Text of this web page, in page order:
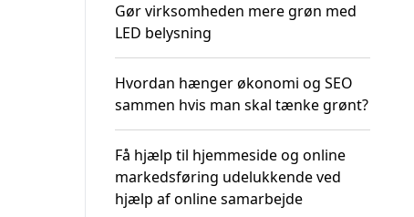
Gør virksomheden mere grøn med
LED belysning
Hvordan hænger økonomi og SEO
sammen hvis man skal tænke grønt?
Få hjælp til hjemmeside og online
markedsføring udelukkende ved
hjælp af online samarbejde